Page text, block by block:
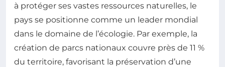
à protéger ses vastes ressources naturelles, le
pays se positionne comme un leader mondial
dans le domaine de l’écologie. Par exemple, la
création de parcs nationaux couvre près de 11 %
du territoire, favorisant la préservation d’une